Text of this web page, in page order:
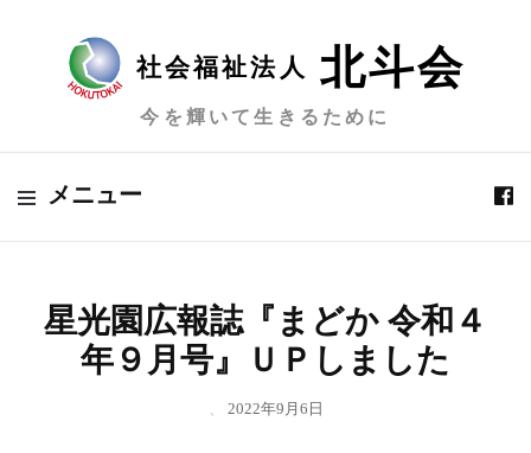
社会福祉法人 北斗会
今を輝いて生きるために
メニュー
星光園広報誌『まどか 令和４
年９月号』ＵＰしました
2022年9月6日